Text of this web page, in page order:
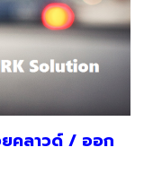
คลาวด์ / ออก